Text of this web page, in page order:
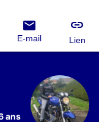
E-mail Lien
ans